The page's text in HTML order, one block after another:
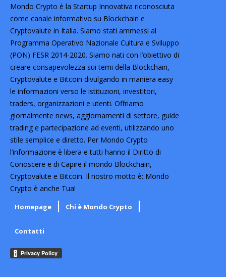
Mondo Crypto è la Startup Innovativa riconosciuta
come canale informativo su Blockchain e
Cryptovalute in Italia. Siamo stati ammessi al
Programma Operativo Nazionale Cultura e Sviluppo
(PON) FESR 2014-2020. Siamo nati con l’obiettivo di
creare consapevolezza sui temi della Blockchain,
Cryptovalute e Bitcoin divulgando in maniera easy
le informazioni verso le istituzioni, investitori,
traders, organizzazioni e utenti. Offriamo
giornalmente news, aggiornamenti di settore, guide
trading e partecipazione ad eventi, utilizzando uno
stile semplice e diretto. Per Mondo Crypto
l’informazione è libera e tutti hanno il Diritto di
Conoscere e di Capire il mondo Blockchain,
Cryptovalute e Bitcoin. Il nostro motto è: Mondo
Crypto è anche Tua!
Homepage Chi è Mondo Crypto
Contatti